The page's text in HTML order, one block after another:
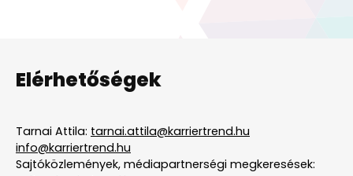
Elérhetőségek
Tarnai Attila: tarnai.attila@karriertrend.hu
info@karriertrend.hu
Sajtóközlemények, médiapartnerségi megkeresések: